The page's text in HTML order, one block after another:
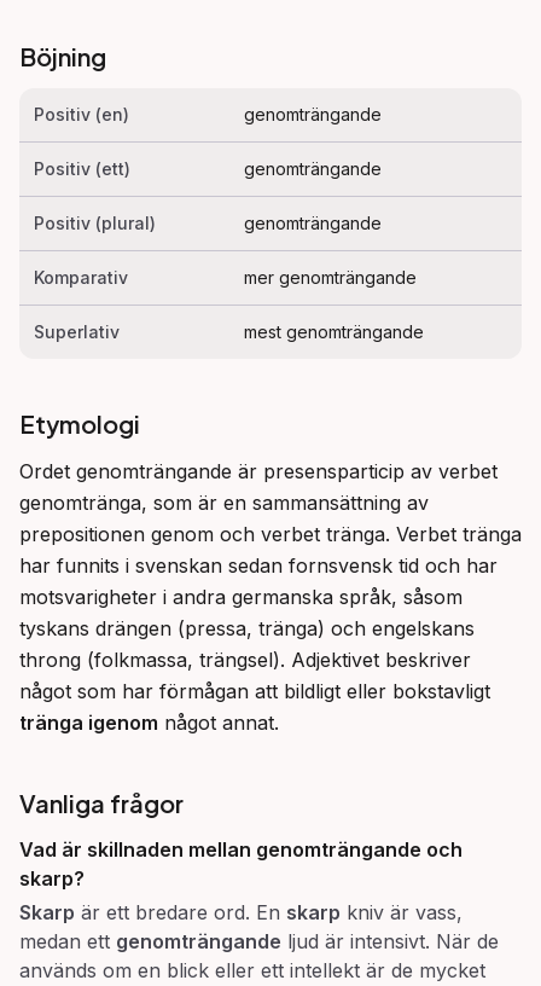
Böjning
Positiv (en) genomträngande
Positiv (ett) genomträngande
Positiv (plural) genomträngande
Komparativ mer genomträngande
Superlativ mest genomträngande
Etymologi
Ordet genomträngande är presensparticip av verbet
genomtränga, som är en sammansättning av
prepositionen genom och verbet tränga. Verbet tränga
har funnits i svenskan sedan fornsvensk tid och har
motsvarigheter i andra germanska språk, såsom
tyskans drängen (pressa, tränga) och engelskans
throng (folkmassa, trängsel). Adjektivet beskriver
tränga igenom något annat.
Vanliga frågor
Vad är skillnaden mellan genomträngande och
skarp?
Skarp är ett bredare ord. En skarp kniv är vass,
medan ett genomträngande ljud är intensivt. När de
används om en blick eller ett intellekt är de mycket